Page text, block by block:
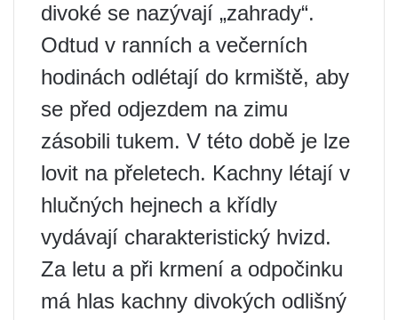
divoké se nazývají „zahrady“.
Odtud v ranních a večerních
hodinách odlétají do krmiště, aby
se před odjezdem na zimu
zásobili tukem. V této době je lze
lovit na přeletech. Kachny létají v
hlučných hejnech a křídly
vydávají charakteristický hvizd.
Za letu a při krmení a odpočinku
má hlas kachny divokých odlišný